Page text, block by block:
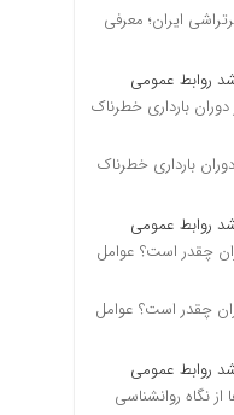
ایران؛ معرفی
روابط عمومی
بارداری خطرناک
بارداری خطرناک
روابط عمومی
چقدر است؟ عوامل
چقدر است؟ عوامل
روابط عمومی
از نگاه روانشناسی